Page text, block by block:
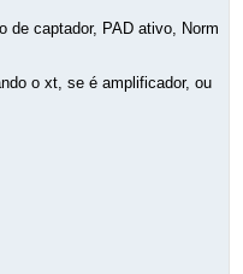
de captador, PAD ativo, Norm
o xt, se é amplificador, ou